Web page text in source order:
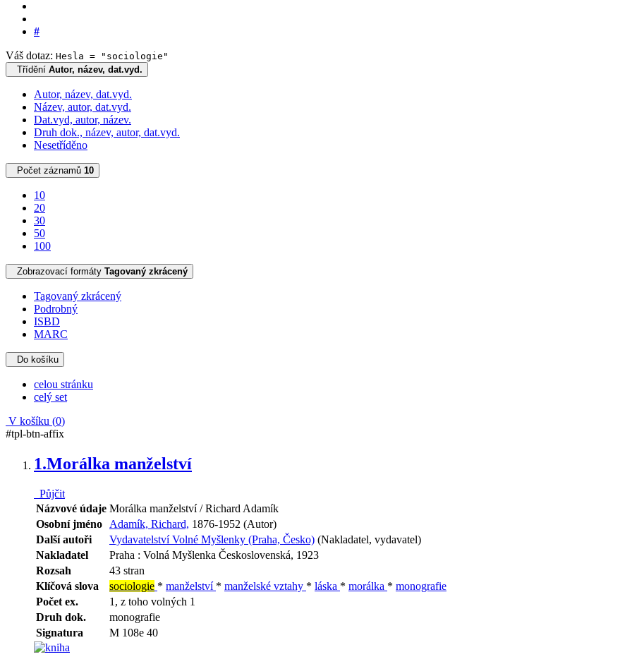
#
Váš dotaz: Hesla = "sociologie"
Třídění Autor, název, dat.vyd.
Autor, název, dat.vyd.
Název, autor, dat.vyd.
Dat.vyd, autor, název.
Druh dok., název, autor, dat.vyd.
Nesetříděno
Počet záznamů 10
10
20
30
50
100
Zobrazovací formáty Tagovaný zkrácený
Tagovaný zkrácený
Podrobný
ISBD
MARC
Do košíku
celou stránku
celý set
V košíku (0)
#tpl-btn-affix
1.Morálka manželství
Půjčit
Názvové údaje Morálka manželství / Richard Adamík
Osobní jméno
Adamík, Richard, 1876-1952 (Autor)
Další autoři
Vydavatelství Volné Myšlenky (Praha, Česko) (Nakladatel, vydavatel)
Nakladatel
Praha : Volná Myšlenka Československá, 1923
Rozsah
43 stran
Klíčová slova
sociologie * manželství * manželské vztahy * láska * morálka * monografie
Počet ex.
1, z toho volných 1
Druh dok.
monografie
Signatura
M 108e 40